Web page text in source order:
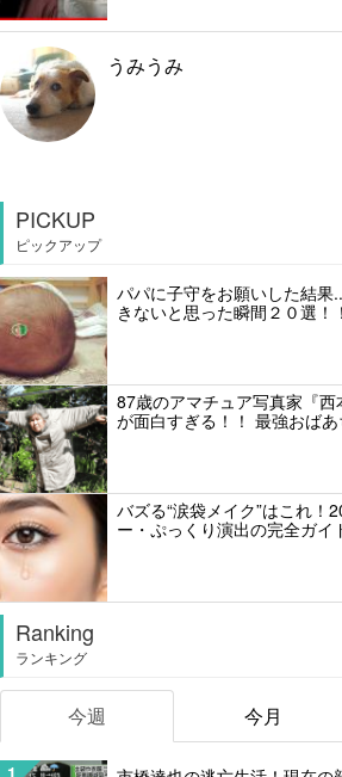
うみうみ
PICKUP
ピックアップ
パパに子守をお願いした結
きないと思った瞬間２０選！！
87歳のアマチュア写真家『西
が面白すぎる！！ 最強おば
バズる“涙袋メイク”はこれ！
ー・ぷっくり演出の完全ガイ
Ranking
ランキング
今週 今月
1